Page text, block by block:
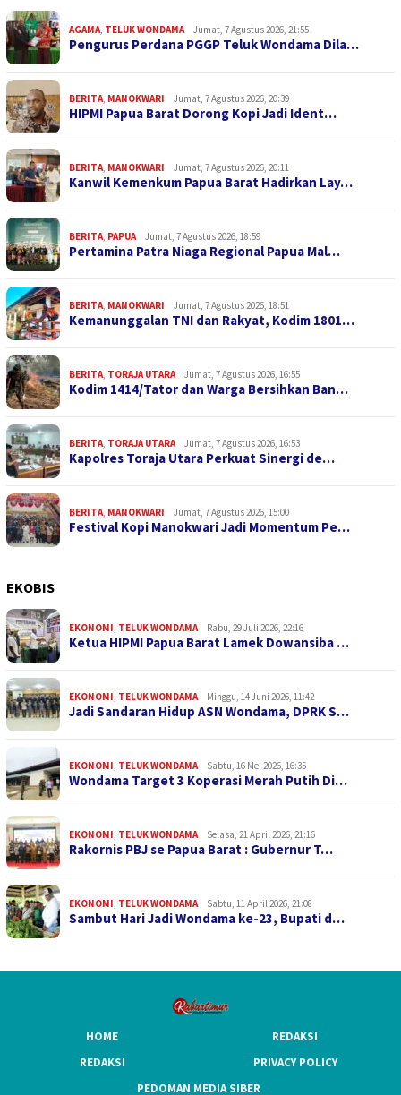
AGAMA, TELUK WONDAMA Jumat, 7 Agustus 2026, 21:55
Pengurus Perdana PGGP Teluk Wondama Dila…
BERITA, MANOKWARI Jumat, 7 Agustus 2026, 20:39
HIPMI Papua Barat Dorong Kopi Jadi Ident…
BERITA, MANOKWARI Jumat, 7 Agustus 2026, 20:11
Kanwil Kemenkum Papua Barat Hadirkan Lay…
BERITA, PAPUA Jumat, 7 Agustus 2026, 18:59
Pertamina Patra Niaga Regional Papua Mal…
BERITA, MANOKWARI Jumat, 7 Agustus 2026, 18:51
Kemanunggalan TNI dan Rakyat, Kodim 1801…
BERITA, TORAJA UTARA Jumat, 7 Agustus 2026, 16:55
Kodim 1414/Tator dan Warga Bersihkan Ban…
BERITA, TORAJA UTARA Jumat, 7 Agustus 2026, 16:53
Kapolres Toraja Utara Perkuat Sinergi de…
BERITA, MANOKWARI Jumat, 7 Agustus 2026, 15:00
Festival Kopi Manokwari Jadi Momentum Pe…
EKOBIS
EKONOMI, TELUK WONDAMA Rabu, 29 Juli 2026, 22:16
Ketua HIPMI Papua Barat Lamek Dowansiba …
EKONOMI, TELUK WONDAMA Minggu, 14 Juni 2026, 11:42
Jadi Sandaran Hidup ASN Wondama, DPRK S…
EKONOMI, TELUK WONDAMA Sabtu, 16 Mei 2026, 16:35
Wondama Target 3 Koperasi Merah Putih Di…
EKONOMI, TELUK WONDAMA Selasa, 21 April 2026, 21:16
Rakornis PBJ se Papua Barat : Gubernur T…
EKONOMI, TELUK WONDAMA Sabtu, 11 April 2026, 21:08
Sambut Hari Jadi Wondama ke-23, Bupati d…
HOME
REDAKSI
REDAKSI
PRIVACY POLICY
PEDOMAN MEDIA SIBER